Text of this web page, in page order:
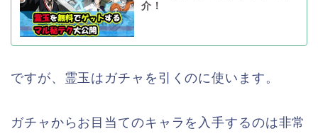
介！
ですが、霊玉はガチャを引くのに使います。
ガチャからお目当てのキャラを入手するのは非常